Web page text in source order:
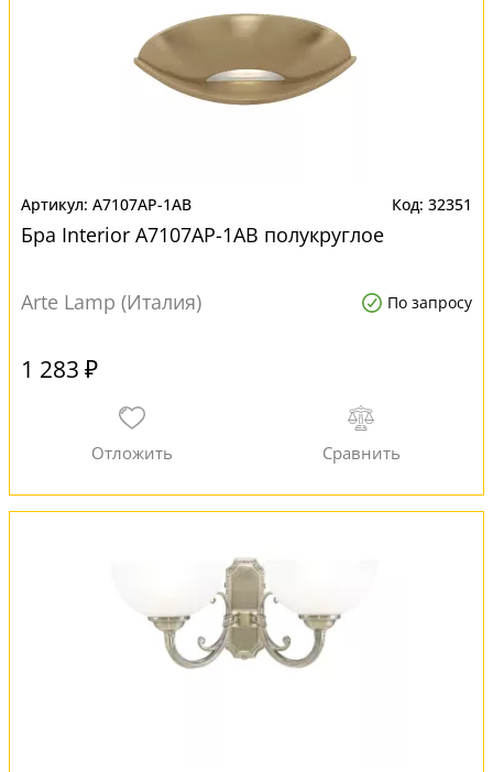
A7107AP-1AB 32351
Бра Interior A7107AP-1AB полукруглое
Arte Lamp (Италия) По запросу
1 283 ₽